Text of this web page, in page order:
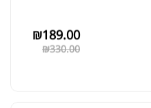
₪330.00
₪189.00